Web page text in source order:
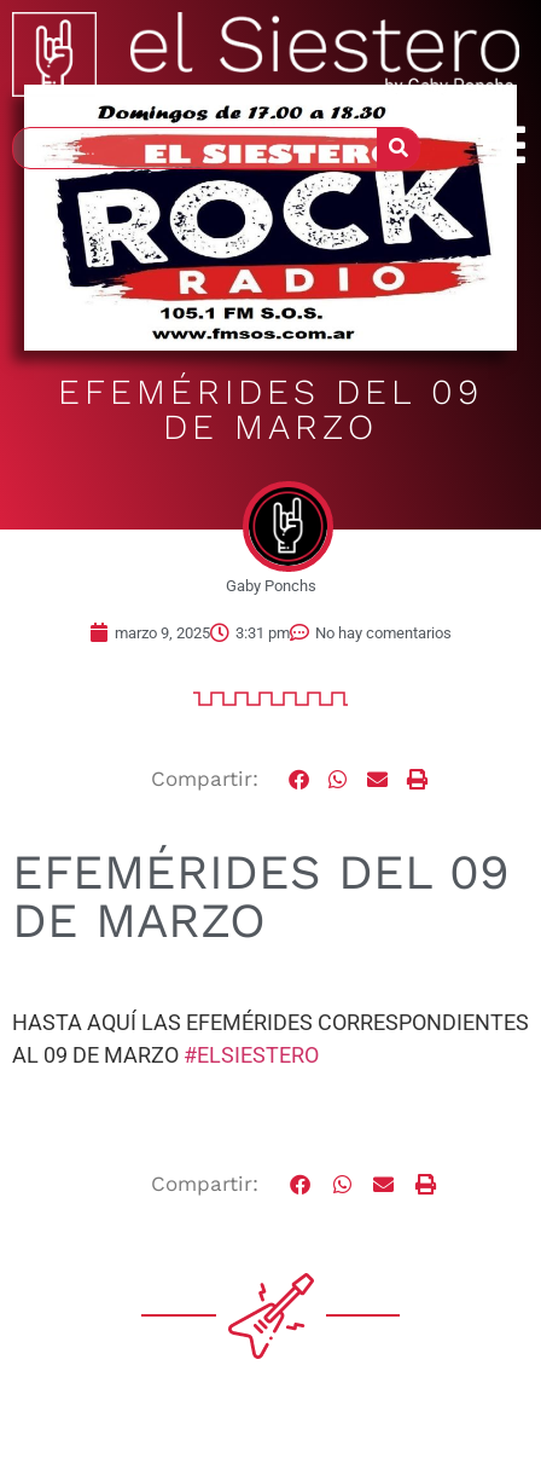
EFEMÉRIDES DEL 09
DE MARZO
Gaby Ponchs
marzo 9, 2025 3:31 pm No hay comentarios
Compartir:
EFEMÉRIDES DEL 09
DE MARZO
HASTA AQUÍ LAS EFEMÉRIDES CORRESPONDIENTES
AL 09 DE MARZO #ELSIESTERO
Compartir: